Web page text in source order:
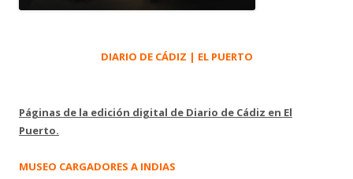
DIARIO DE CÁDIZ | EL PUERTO
Páginas de la edición digital de Diario de Cádiz en El
Puerto.
MUSEO CARGADORES A INDIAS